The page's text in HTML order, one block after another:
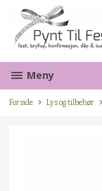
innholdet
Meny
Forside Lys og tilbehør